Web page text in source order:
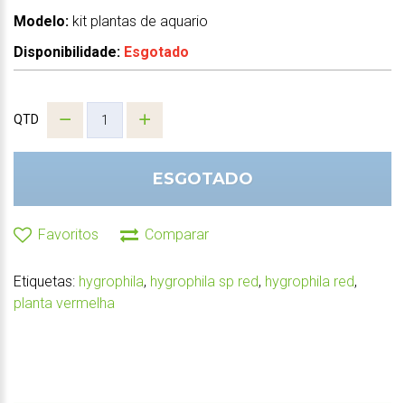
Modelo: kit plantas de aquario
Disponibilidade: Esgotado
QTD
ESGOTADO
Favoritos Comparar
Etiquetas: hygrophila, hygrophila sp red, hygrophila red,
planta vermelha